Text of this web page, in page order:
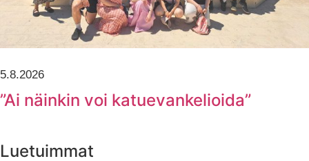
5.8.2026
”Ai näinkin voi katuevankelioida”
Luetuimmat